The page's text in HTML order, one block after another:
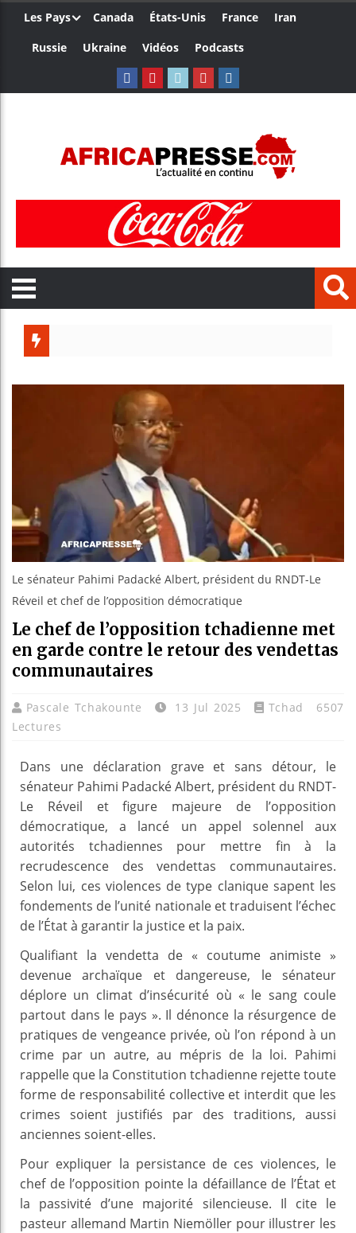
Les Pays Canada États-Unis France
Iran
Russie
Ukraine Vidéos Podcasts
Le sénateur Pahimi Padacké Albert, président du RNDT-Le
Réveil et chef de l’opposition démocratique
Le chef de l’opposition tchadienne met
en garde contre le retour des vendettas
communautaires
Pascale Tchakounte 13 Jul 2025 Tchad
6507
Lectures
Dans une déclaration grave et sans détour, le
sénateur Pahimi Padacké Albert, président du RNDT-
Le Réveil et figure majeure de l’opposition
démocratique, a lancé un appel solennel aux
autorités tchadiennes pour mettre fin à la
recrudescence des vendettas communautaires.
Selon lui, ces violences de type clanique sapent les
fondements de l’unité nationale et traduisent l’échec
de l’État à garantir la justice et la paix.
Qualifiant la vendetta de « coutume animiste »
devenue archaïque et dangereuse, le sénateur
déplore un climat d’insécurité où « le sang coule
partout dans le pays ». Il dénonce la résurgence de
pratiques de vengeance privée, où l’on répond à un
crime par un autre, au mépris de la loi. Pahimi
rappelle que la Constitution tchadienne rejette toute
forme de responsabilité collective et interdit que les
crimes soient justifiés par des traditions, aussi
anciennes soient-elles.
Pour expliquer la persistance de ces violences, le
chef de l’opposition pointe la défaillance de l’État et
la passivité d’une majorité silencieuse. Il cite le
pasteur allemand Martin Niemöller pour illustrer les